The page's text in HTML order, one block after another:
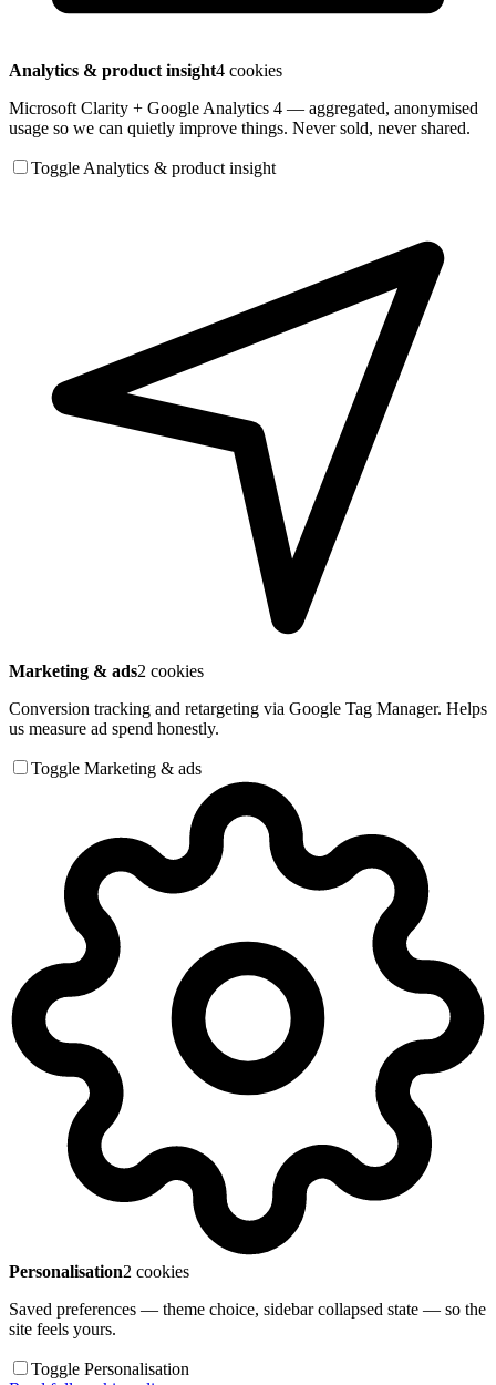
Analytics & product insight4 cookies
Microsoft Clarity + Google Analytics 4 — aggregated, anonymised
usage so we can quietly improve things. Never sold, never shared.
Toggle Analytics & product insight
Marketing & ads2 cookies
Conversion tracking and retargeting via Google Tag Manager. Helps
us measure ad spend honestly.
Toggle Marketing & ads
Personalisation2 cookies
Saved preferences — theme choice, sidebar collapsed state — so the
site feels yours.
Toggle Personalisation